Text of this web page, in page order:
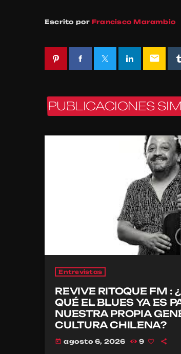
Escrito por Francisco Marambio
email
PUBLICACIONES
Entrevistas
REVIVE RITOQUE FM :
QUÉ EL BLUES YA ES
NUESTRA PROPIA
CULTURA CHILENA?
today agosto 6, 2026 9